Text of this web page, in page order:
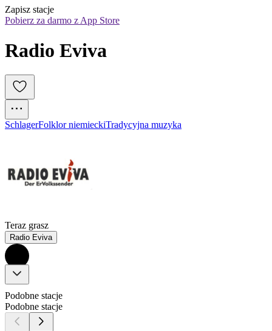
Zapisz stacje
Pobierz za darmo z App Store
Radio Eviva
SchlagerFolklor niemieckiTradycyjna muzyka
Teraz grasz
Radio Eviva
Podobne stacje
Podobne stacje